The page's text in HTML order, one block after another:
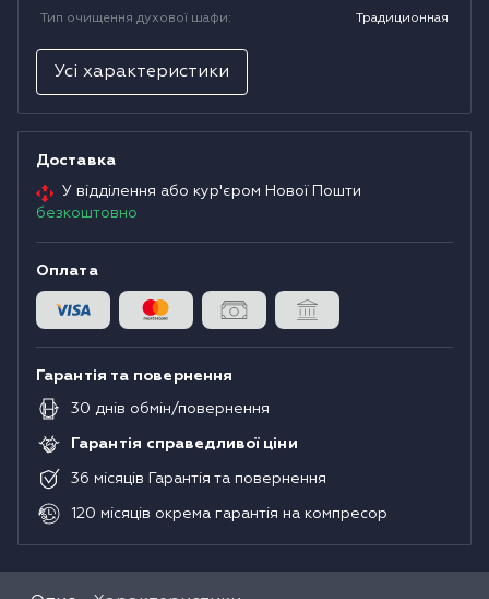
Тип очищення духової шафи: Традиционная
Усі характеристики
Доставка
У відділення або кур'єром Нової Пошти
безкоштовно
Оплата
Гарантія та повернення
30 днів обмін/повернення
Гарантія справедливої ціни
36 місяців Гарантія та повернення
120 місяців окрема гарантія на компресор